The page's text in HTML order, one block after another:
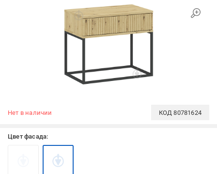
Нет в наличии КОД80781624
Цвет фасада: